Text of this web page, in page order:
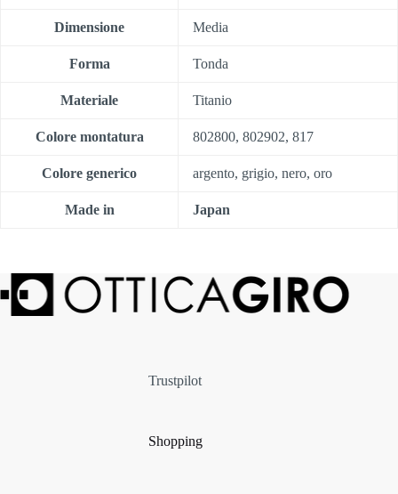
Dimensione Media
Forma Tonda
Materiale Titanio
Colore montatura 802800, 802902, 817
Colore generico argento, grigio, nero, oro
Made in Japan
Trustpilot
Shopping